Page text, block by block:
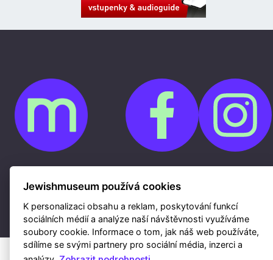
Ochrana osobních údajů
Whistleblowing
Mapa webu
Webdesign a hosting Nux s.r.o.
RSS
Jewishmuseum používá cookies
K personalizaci obsahu a reklam, poskytování funkcí
sociálních médií a analýze naší návštěvnosti využíváme
soubory cookie. Informace o tom, jak náš web používáte,
sdílíme se svými partnery pro sociální média, inzerci a